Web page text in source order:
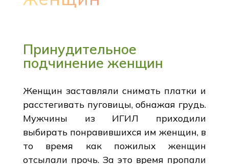
Принудительное
подчинение женщин
Женщин заставляли снимать платки и
расстегивать пуговицы, обнажая грудь.
Мужчины из ИГИЛ приходили
выбирать понравившихся им женщин, в
то время как пожилых женщин
отсылали прочь. За это время пропали